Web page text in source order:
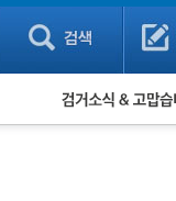
검거 소식